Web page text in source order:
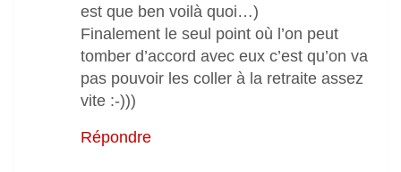
est que ben voilà quoi…)
Finalement le seul point où l’on peut
tomber d’accord avec eux c’est qu’on va
pas pouvoir les coller à la retraite assez
vite :-)))
Répondre